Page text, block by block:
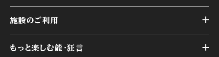
横浜能楽堂が取り組んだ事業
能舞台の歴史と特徴
様々なお客様に向けて
アーカイブ
施設のご利用
もっと楽しむ能・狂言